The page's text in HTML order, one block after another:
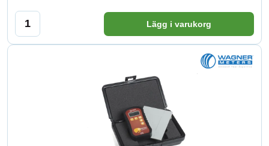
Lägg i varukorg